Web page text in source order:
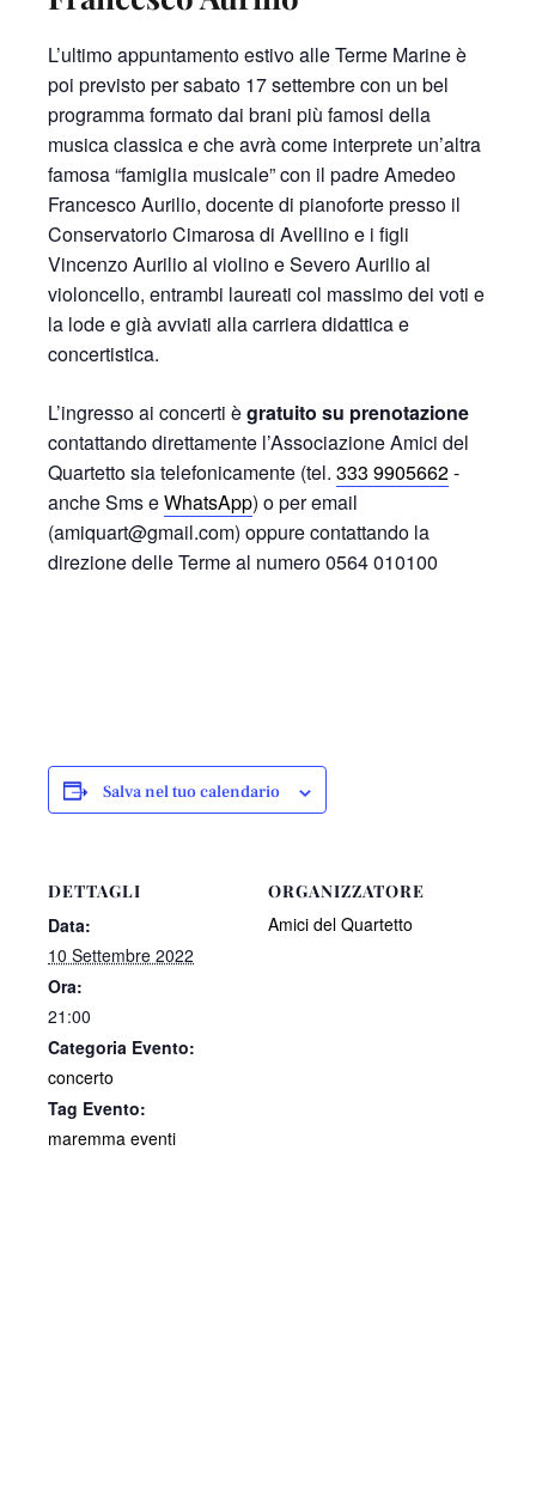
L’ultimo appuntamento estivo alle Terme Marine è
poi previsto per sabato 17 settembre con un bel
programma formato dai brani più famosi della
musica classica e che avrà come interprete un’altra
famosa “famiglia musicale” con il padre Amedeo
Francesco Aurilio, docente di pianoforte presso il
Conservatorio Cimarosa di Avellino e i figli
Vincenzo Aurilio al violino e Severo Aurilio al
violoncello, entrambi laureati col massimo dei voti e
la lode e già avviati alla carriera didattica e
concertistica.
L’ingresso ai concerti ègratuito su prenotazione
contattando direttamente l’Associazione Amici del
Quartetto sia telefonicamente (tel. 333 9905662-
anche Sms eWhatsApp) o per email
(amiquart@gmail.com) oppure contattando la
direzione delle Terme al numero 0564 010100
Salva nel tuo calendario
DETTAGLI
Data:
10 Settembre 2022
Ora:
21:00
Categoria Evento:
concerto
Tag Evento:
maremma eventi
ORGANIZZATORE
Amici del Quartetto